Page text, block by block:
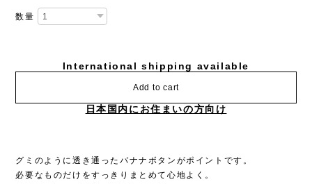
数量
International shipping available
Add to cart
日本国内にお住まいの方向け
グミのように透き通ったバナナボタンがポイントです。
必要なものだけをすっきりまとめて心地よく。